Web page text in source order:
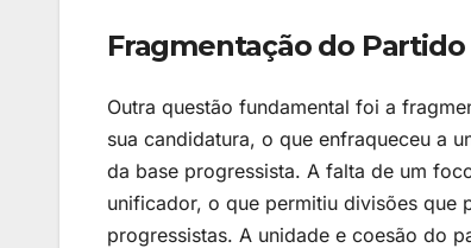
Fragmentação do Partido
Outra questão fundamental foi a
sua candidatura, o que enfraqueceu a
da base progressista. A falta de um
unificador, o que permitiu divisões que
progressistas. A unidade e coesão do